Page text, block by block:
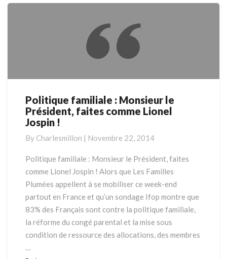
Politique
familiale
le
Président,
comme
Lionel
Jospin
!
Politique familiale : Monsieur le
Président, faites comme Lionel
Jospin !
By Charlesmillon | Novembre 22, 2014
Politique familiale : Monsieur le Président, faites
comme Lionel Jospin ! Alors que Les Familles
Plumées appellent à se mobiliser ce week-end
partout en France et qu’un sondage Ifop montre que
83% des Français sont contre la politique familiale,
la réforme du congé parental et la mise sous
condition de ressource des allocations, des membres
…